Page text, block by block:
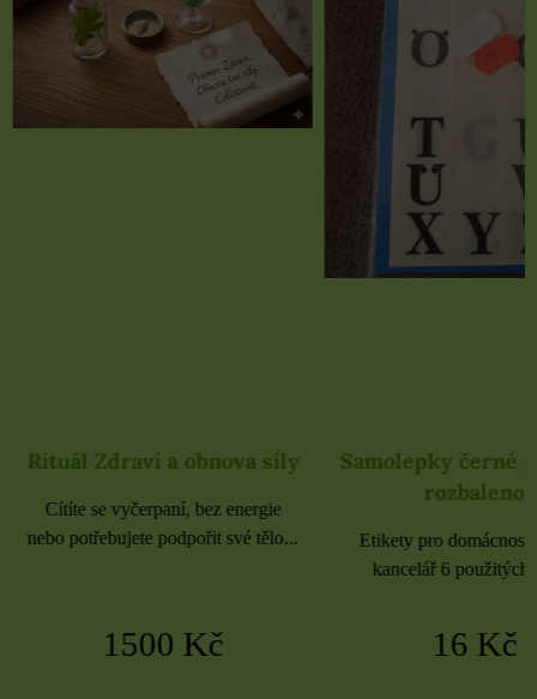
Rituál Zdraví a obnova síly
Cítíte se vyčerpaní, bez energie
nebo potřebujete podpořit své tělo...
1500 Kč
Samolepky černé
rozbaleno
Etikety pro
kancelář 6 použitých
16 Kč